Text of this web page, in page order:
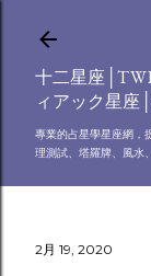
十二星座
ィアック星座
專業的占星學星座網，
理測試、塔羅牌、風水
2月 19, 2020